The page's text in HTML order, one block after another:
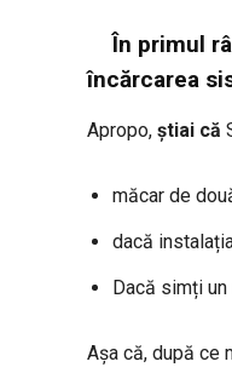
În primul
încărcarea
Apropo, știai că
măcar de
dacă
Dacă simți
Așa că, după ce